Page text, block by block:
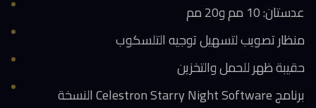
عدستان: 10 مم و20 مم
منظار تصويب لتسهيل توجيه التلسكوب
حقيبة ظهر للحمل والتخزين
برنامج Celestron Starry Night Software النسخة